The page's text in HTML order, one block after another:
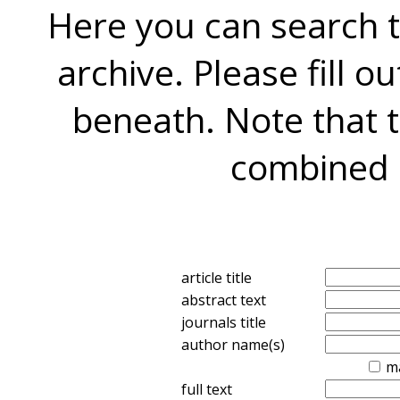
Here you can search
archive. Please fill
beneath. Note that
combined
article title
abstract text
journals title
author name(s)
full text